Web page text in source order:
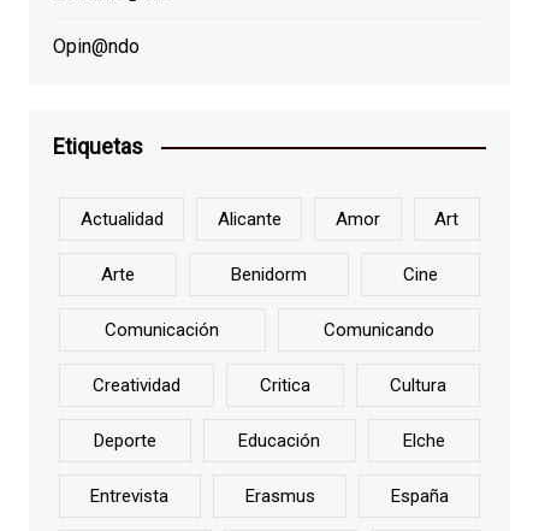
Opin@ndo
Etiquetas
Actualidad Alicante Amor Art
Arte Benidorm Cine
Comunicación Comunicando
Creatividad Critica Cultura
Deporte Educación Elche
Entrevista Erasmus España